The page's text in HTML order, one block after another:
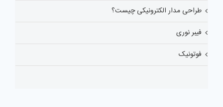
طراحی مدار الکترونیکی چیست؟
فیبر نوری
فوتونیک